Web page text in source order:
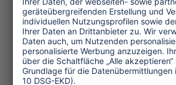
Menschenrechte
Unternehmensverantwortung
Service und Tipps